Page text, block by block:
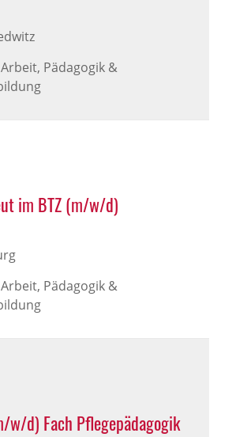
Pädagogik &
im BTZ (m/w/d)
Pädagogik &
w/d) Fach Pflegepädagogik